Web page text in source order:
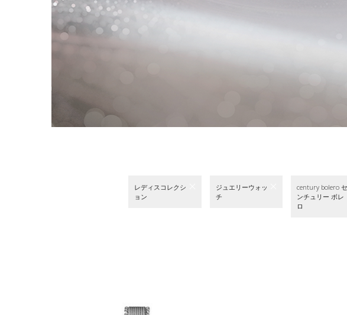
レディスコレクシ
ョン
ジュエリーウォッ
チ
century bolero セ
ンチュリー ボレ
ロ